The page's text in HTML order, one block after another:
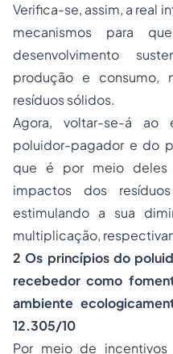
Verifica-se, assim, a real
mecanismos para
desenvolvimento
produção e consumo,
resíduos sólidos.
Agora, voltar-se-á ao
poluidor-pagador e do
que é por meio deles
impactos dos
estimulando a sua
multiplicação,
2 Os princípios do
recebedor como
ambiente
12.305/10
Por meio de